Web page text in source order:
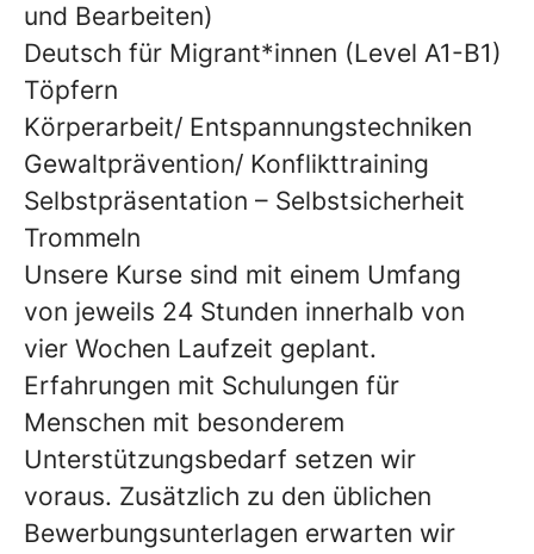
und Bearbeiten)
Deutsch für Migrant*innen (Level A1-B1)
Töpfern
Körperarbeit/ Entspannungstechniken
Gewaltprävention/ Konflikttraining
Selbstpräsentation – Selbstsicherheit
Trommeln
Unsere Kurse sind mit einem Umfang
von jeweils 24 Stunden innerhalb von
vier Wochen Laufzeit geplant.
Erfahrungen mit Schulungen für
Menschen mit besonderem
Unterstützungsbedarf setzen wir
voraus. Zusätzlich zu den üblichen
Bewerbungsunterlagen erwarten wir